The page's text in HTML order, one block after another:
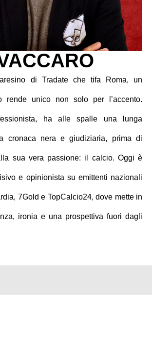
di Tradate che tifa Roma, un
rende unico non solo per l’accento.
ha alle spalle una lunga
cronaca nera e giudiziaria, prima di
sua vera passione: il calcio. Oggi è
e opinionista su emittenti nazionali
7Gold e TopCalcio24, dove mette in
ironia e una prospettiva fuori dagli